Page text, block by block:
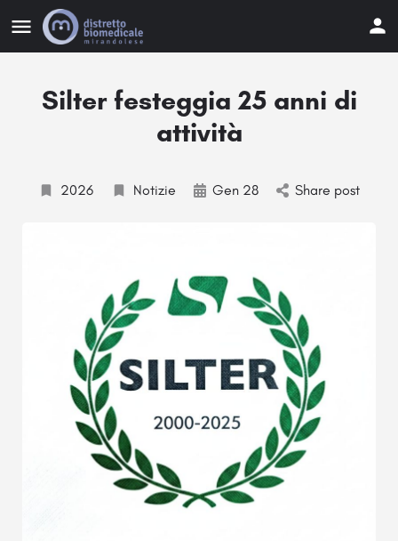
Silter festeggia 25 anni di
attività
2026 Notizie Gen 28 Share post